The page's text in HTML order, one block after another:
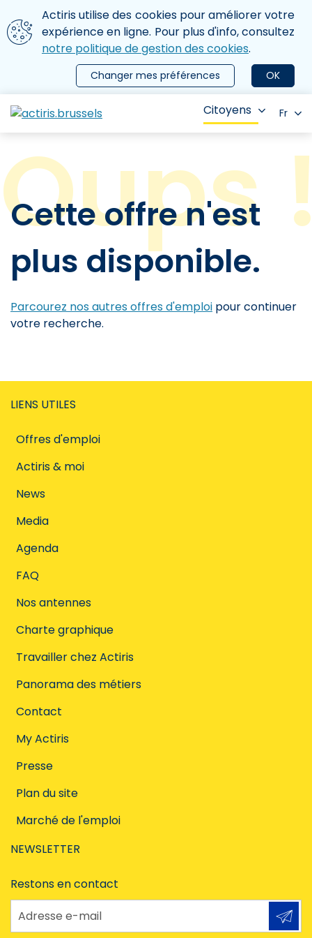
Aller au contenu principal
Nous utilisons des cookies
Actiris utilise des cookies pour améliorer votre
expérience en ligne. Pour plus d'info, consultez
notre politique de gestion des cookies.
OK
Changer mes préférences
le menu
Citoyens Fr
Cette offre n'est
plus disponible.
Parcourez nos autres offres d'emploi pour continuer
votre recherche.
LIENS UTILES
Offres d'emploi
Actiris & moi
News
Media
Agenda
FAQ
Nos antennes
Charte graphique
Travailler chez Actiris
Panorama des métiers
Contact
My Actiris
Presse
Plan du site
Marché de l'emploi
NEWSLETTER
Restons en contact
Adresse e-mail